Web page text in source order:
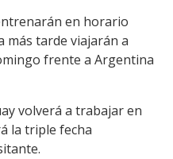
en horario
más tarde viajarán a
frente a Argentina
volverá a trabajar en
la triple fecha